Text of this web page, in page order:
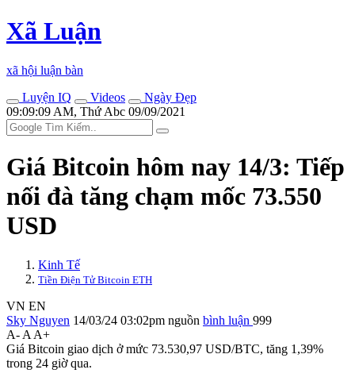
Xã Luận
xã hội luận bàn
Luyện IQ
Videos
Ngày Đẹp
09:09:09 AM, Thứ Abc 09/09/2021
Giá Bitcoin hôm nay 14/3: Tiếp
nối đà tăng chạm mốc 73.550
USD
Kinh Tế
Tiền Điện Tử Bitcoin ETH
VN EN
Sky Nguyen 14/03/24 03:02pm nguồn bình luận 999
A- A A+
Giá Bitcoin giao dịch ở mức 73.530,97 USD/BTC, tăng 1,39%
trong 24 giờ qua.